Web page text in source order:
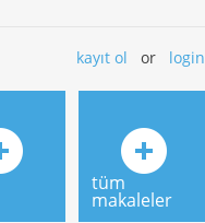
kayıt ol or login
tüm
makaleler